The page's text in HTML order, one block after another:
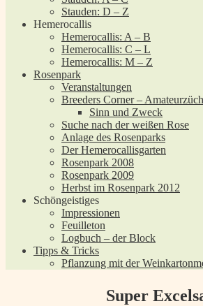
Stauden: D – Z
Hemerocallis
Hemerocallis: A – B
Hemerocallis: C – L
Hemerocallis: M – Z
Rosenpark
Veranstaltungen
Breeders Corner –
Sinn und Zweck
Suche nach der weißen Rose
Anlage des Rosenparks
Der Hemerocallisgarten
Rosenpark 2008
Rosenpark 2009
Herbst im Rosenpark 2012
Schöngeistiges
Impressionen
Feuilleton
Logbuch – der Block
Tipps & Tricks
Pflanzung mit der
Super